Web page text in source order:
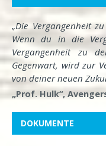
„Die Vergangenheit
Wenn du in die
Vergangenheit zu
Gegenwart, wird zur
von deiner neuen
„Prof. Hulk“,
DOKUMENTE